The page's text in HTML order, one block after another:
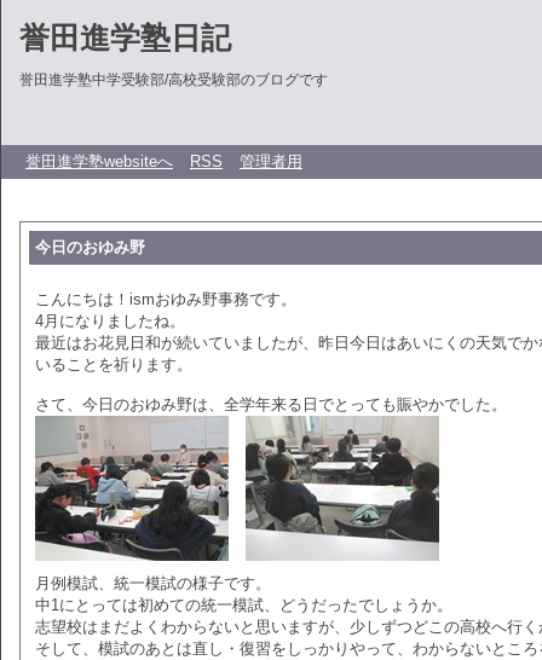
誉田進学塾日記
誉田進学塾中学受験部/高校受験部のブログです
誉田進学塾websiteへ RSS 管理者用
今日のおゆみ野
こんにちは！ismおゆみ野事務です。
4月になりましたね。
最近はお花見日和が続いていましたが、昨日今日はあいにくの天気で
いることを祈ります。
さて、今日のおゆみ野は、全学年来る日でとっても賑やかでした。
月例模試、統一模試の様子です。
中1にとっては初めての統一模試、どうだったでしょうか。
志望校はまだよくわからないと思いますが、少しずつどこの高校へ行
そして、模試のあとは直し・復習をしっかりやって、わからないとこ